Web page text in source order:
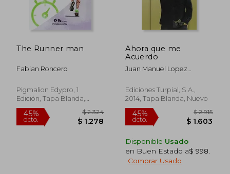
45%
dcto.
The Runner man
Fabian Roncero
Pigmalion Edypro, 1
Edición, Tapa Blanda,
Nuevo
Ahora que me
Acuerdo
Juan Manuel Lopez
Ediciones Turpial, S.A.,
2014, Tapa Blanda, Nuevo
Disponible Usado
en Buen Estado a$ 998
Comprar Usado